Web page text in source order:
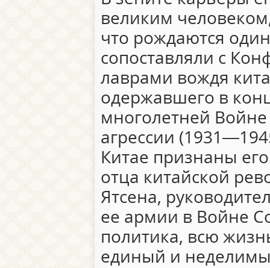
великим
что рождаются
сопоставляли с
лаврами вождя
одержавшего в
многолетней
агрессии
Китае признаны
отца китайской
Ятсена,
ее армии в Войне
политика, всю
единый и